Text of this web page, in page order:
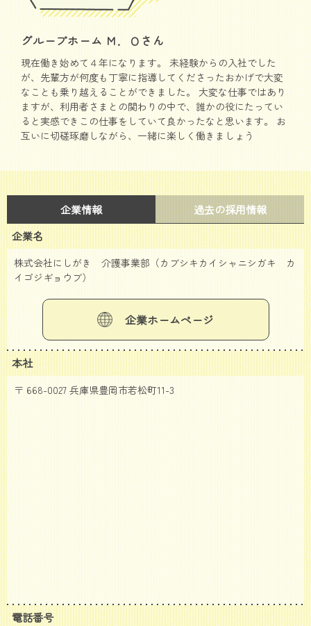
グループホーム Ｍ．Ｏさん
現在働き始めて４年になります。 未経験からの入社でした
が、先輩方が何度も丁寧に指導してくださったおかげで大変
なことも乗り越えることができました。 大変な仕事ではあり
ますが、利用者さまとの関わりの中で、誰かの役にたってい
ると実感できこの仕事をしていて良かったなと思います。 お
互いに切磋琢磨しながら、一緒に楽しく働きましょう
企業情報
過去の採用情報
企業名
株式会社にしがき 介護事業部（カブシキカイシャニシガキ カ
イゴジギョウブ）
企業ホームページ
本社
〒 668-0027 兵庫県豊岡市若松町11-3
電話番号